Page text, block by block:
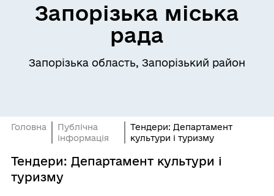
Запорізька міська
рада
Запорізька область, Запорізький район
Головна
Публічна
інформація
Тендери: Департамент
культури і туризму
Тендери: Департамент культури і
туризму